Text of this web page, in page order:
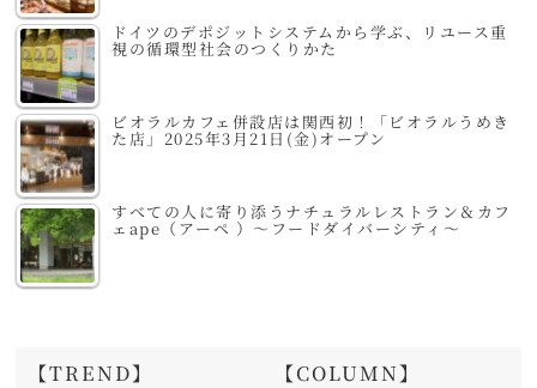
ドイツのデポジットシステムから学ぶ、リユース重
視の循環型社会のつくりかた
ビオラルカフェ併設店は関西初！「ビオラルうめき
た店」2025年3月21日(金)オープン
すべての人に寄り添うナチュラルレストラン＆カフ
ェape（アーペ ）～フードダイバーシティ～
【TREND】 【COLUMN】